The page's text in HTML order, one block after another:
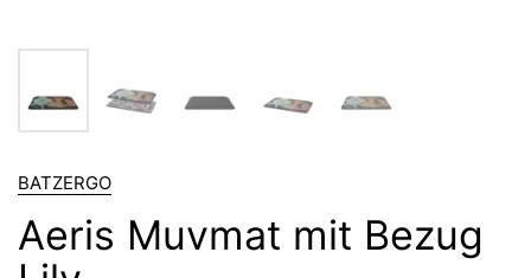
BATZERGO
Aeris Muvmat mit Bezug